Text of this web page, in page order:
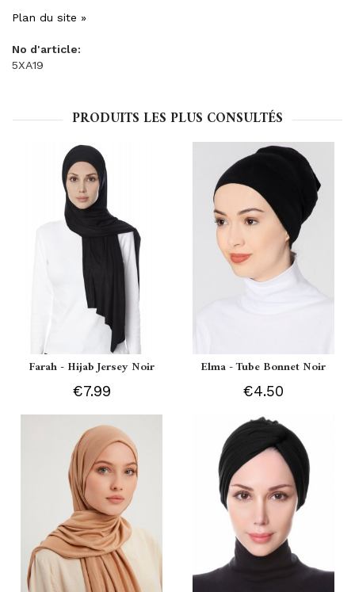
Plan du site »
No d'article:
5XA19
PRODUITS LES PLUS CONSULTÉS
Farah - Hijab Jersey Noir
€7.99
Elma - Tube Bonnet Noir
€4.50